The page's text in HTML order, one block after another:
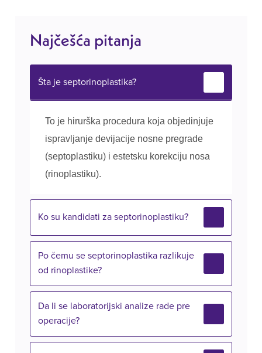
Najčešća pitanja
Šta je septorinoplastika?
To je hirurška procedura koja objedinjuje
ispravljanje devijacije nosne pregrade
(septoplastiku) i estetsku korekciju nosa
(rinoplastiku).
Ko su kandidati za septorinoplastiku?
Po čemu se septorinoplastika razlikuje
od rinoplastike?
Da li se laboratorijski analize rade pre
operacije?